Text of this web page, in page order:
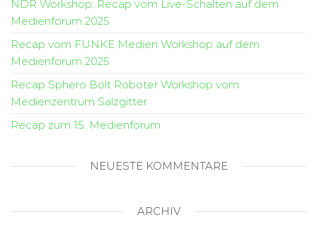
NDR Workshop: Recap vom Live-Schalten auf dem
Medienforum 2025
Recap vom FUNKE Medien Workshop auf dem
Medienforum 2025
Recap Sphero Bolt Roboter Workshop vom
Medienzentrum Salzgitter
Recap zum 15. Medienforum
NEUESTE KOMMENTARE
ARCHIV